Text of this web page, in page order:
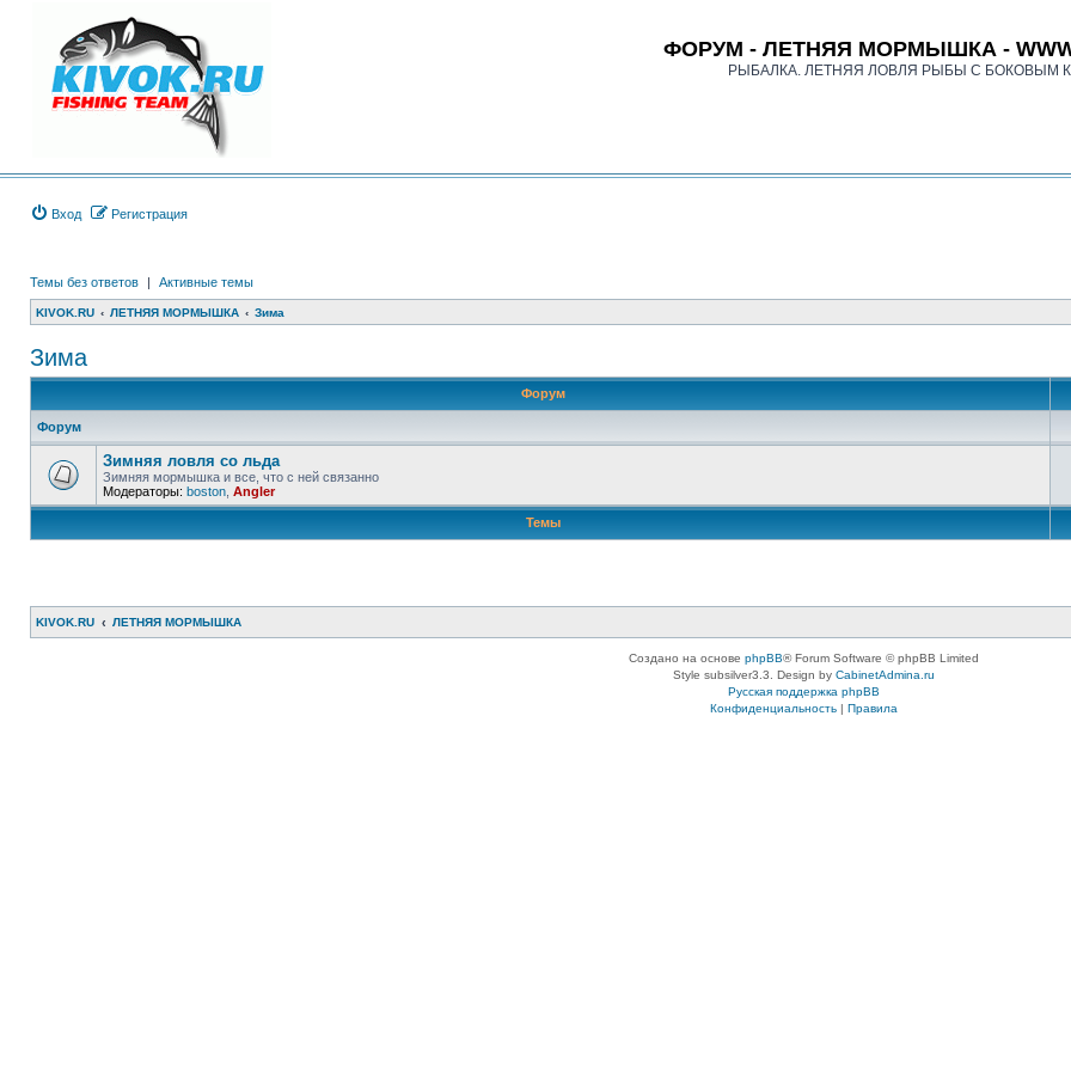
ФОРУМ - ЛЕТНЯЯ МОРМЫШКА -
РЫБАЛКА. ЛЕТНЯЯ ЛОВЛЯ РЫБЫ С БОКОВЫМ
Вход Регистрация
Темы без ответов | Активные темы
KIVOK.RU ЛЕТНЯЯ МОРМЫШКА Зима
Зима
Форум
Форум
Зимняя ловля со льда
Зимняя мормышка и все, что с ней связанно
Модераторы: boston Angler
Темы
KIVOK.RU ЛЕТНЯЯ МОРМЫШКА
Создано на основе phpBB® Forum Software © phpBB Limited
Style subsilver3.3. Design by CabinetAdmina.ru
Русская поддержка phpBB
Конфиденциальность| Правила